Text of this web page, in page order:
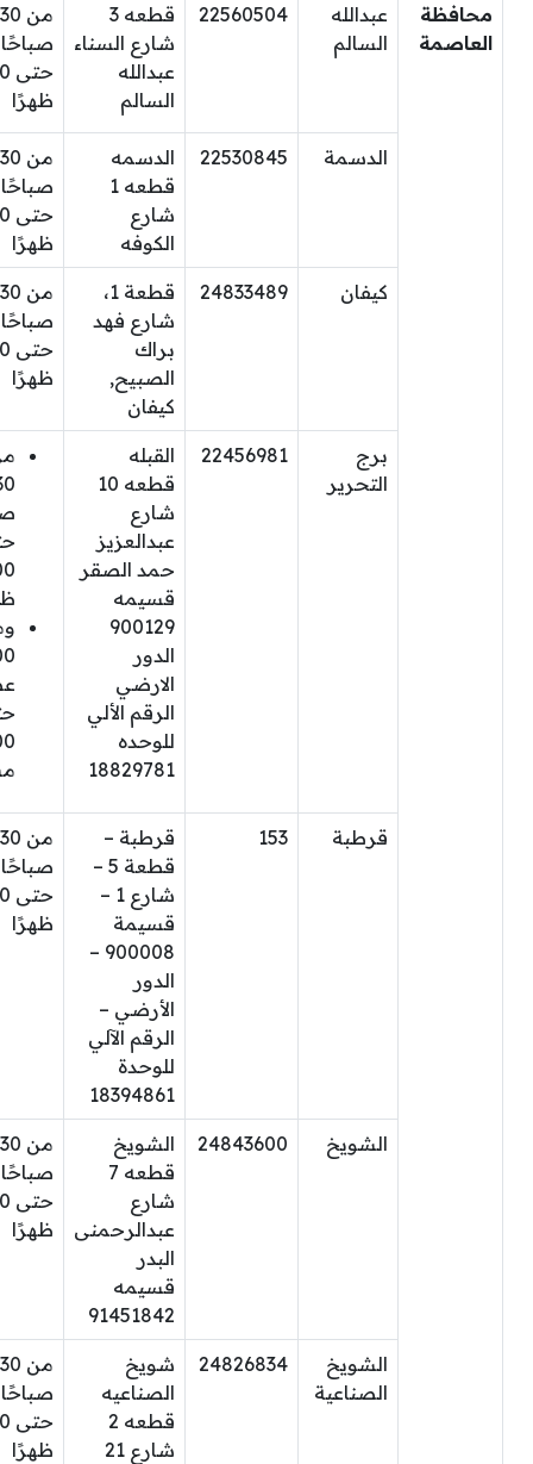
محافظة
العاصمة
عبدالله
السالم
22560504
قطعه 3
شارع السناء
عبدالله
السالم
من
صباحًا
ظهرًا
الدسمة 22530845
الدسمه
قطعه 1
شارع
الكوفه
من
صباحًا
ظهرًا
كيفان 24833489
قطعة 1،
شارع فهد
براك
الصبيح,
كيفان
من
صباحًا
ظهرًا
برج
التحرير
22456981
القبله
قطعه 10
شارع
عبدالعزيز
حمد الصقر
قسيمه
900129
الدور
الارضي
الرقم الألي
للوحده
18829781
قرطبة 153
قرطبة –
قطعة 5 –
شارع 1 –
قسيمة
900008 –
الدور
الأرضي –
الرقم الآلي
للوحدة
18394861
من
صباحًا
ظهرًا
الشويخ 24843600
الشويخ
قطعه 7
شارع
عبدالرحمنى
البدر
قسيمه
91451842
من
صباحًا
ظهرًا
الشويخ
الصناعية
24826834
شويخ
الصناعيه
قطعه 2
شارع 21
من
صباحًا
ظهرًا